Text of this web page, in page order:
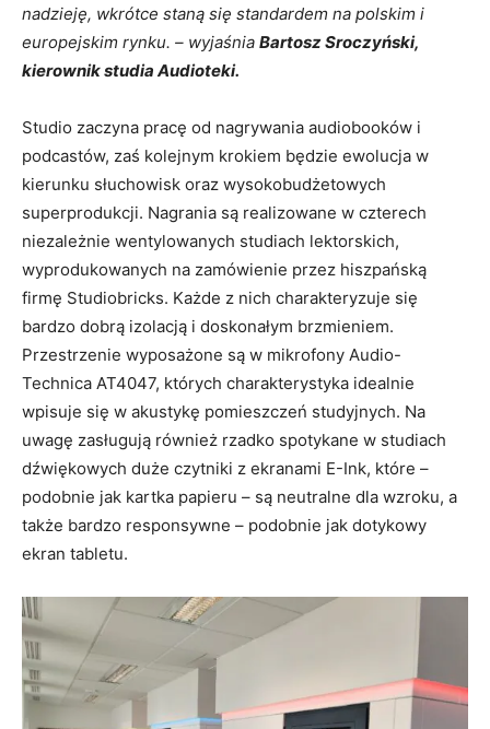
nadzieję, wkrótce staną się standardem na polskim i
europejskim rynku. – wyjaśnia Bartosz Sroczyński,
kierownik studia Audioteki.
Studio zaczyna pracę od nagrywania audiobooków i
podcastów, zaś kolejnym krokiem będzie ewolucja w
kierunku słuchowisk oraz wysokobudżetowych
superprodukcji. Nagrania są realizowane w czterech
niezależnie wentylowanych studiach lektorskich,
wyprodukowanych na zamówienie przez hiszpańską
firmę Studiobricks. Każde z nich charakteryzuje się
bardzo dobrą izolacją i doskonałym brzmieniem.
Przestrzenie wyposażone są w mikrofony Audio-
Technica AT4047, których charakterystyka idealnie
wpisuje się w akustykę pomieszczeń studyjnych. Na
uwagę zasługują również rzadko spotykane w studiach
dźwiękowych duże czytniki z ekranami E-Ink, które –
podobnie jak kartka papieru – są neutralne dla wzroku, a
także bardzo responsywne – podobnie jak dotykowy
ekran tabletu.